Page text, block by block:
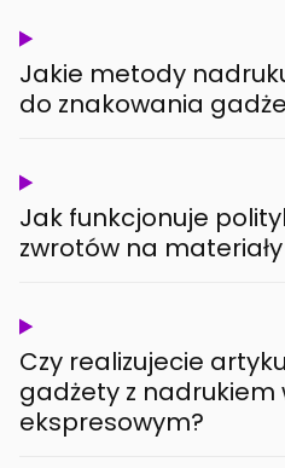
Jakie metody
do znakowania
Jak funkcjonuje
zwrotów na
Czy realizujecie
gadżety z nadrukiem
ekspresowym?